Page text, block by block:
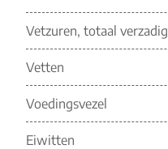
Vetzuren, totaal
Vetten
Voedingsvezel
Eiwitten